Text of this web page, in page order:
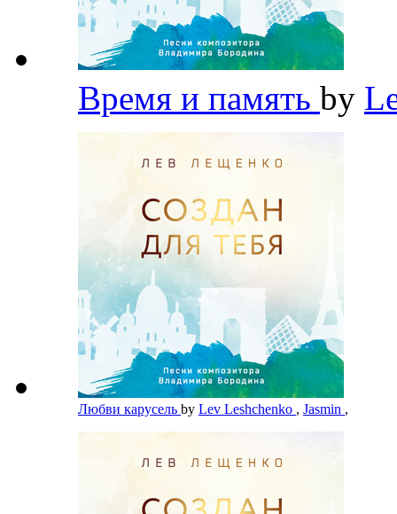
Время и память by
Любви карусель by Lev Leshchenko , Jasmin ,